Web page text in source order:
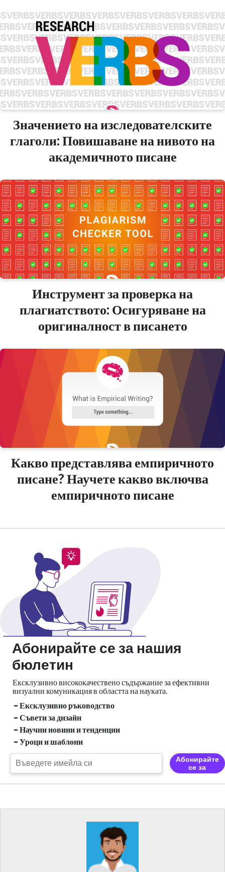
Значението на изследователските
глаголи: Повишаване на нивото на
академичното писане
Инструмент за проверка на
плагиатството: Осигуряване на
оригиналност в писането
Какво представлява емпиричното
писане? Научете какво включва
емпиричното писане
Абонирайте се за нашия
бюлетин
Ексклузивно висококачествено съдържание за ефективни
визуални комуникация в областта на науката.
- Ексклузивно ръководство
- Съвети за дизайн
- Научни новини и тенденции
- Уроци и шаблони
Абонирайте
се за